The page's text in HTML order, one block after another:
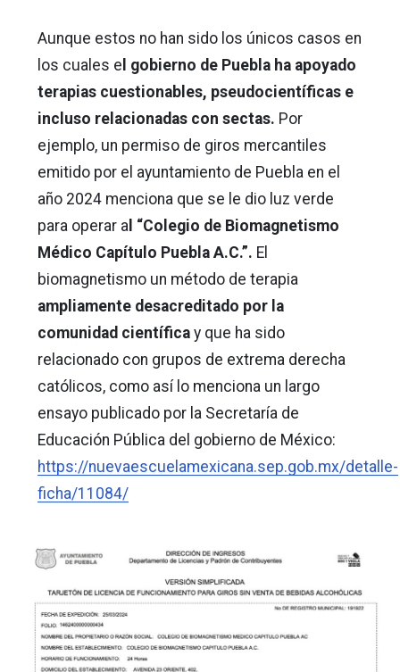
Aunque estos no han sido los únicos casos en
los cuales e l gobierno de Puebla ha apoyado
terapias cuestionables, pseudocientíficas e
incluso relacionadas con sectas. Por
ejemplo, un permiso de giros mercantiles
emitido por el ayuntamiento de Puebla en el
año 2024 menciona que se le dio luz verde
para operar a l “Colegio de Biomagnetismo
Médico Capítulo Puebla A.C.”. El
biomagnetismo un método de terapia
ampliamente desacreditado por la
comunidad científica y que ha sido
relacionado con grupos de extrema derecha
católicos, como así lo menciona un largo
ensayo publicado por la Secretaría de
Educación Pública del gobierno de México:
https://nuevaescuelamexicana.sep.gob.mx/detalle-
ficha/11084/